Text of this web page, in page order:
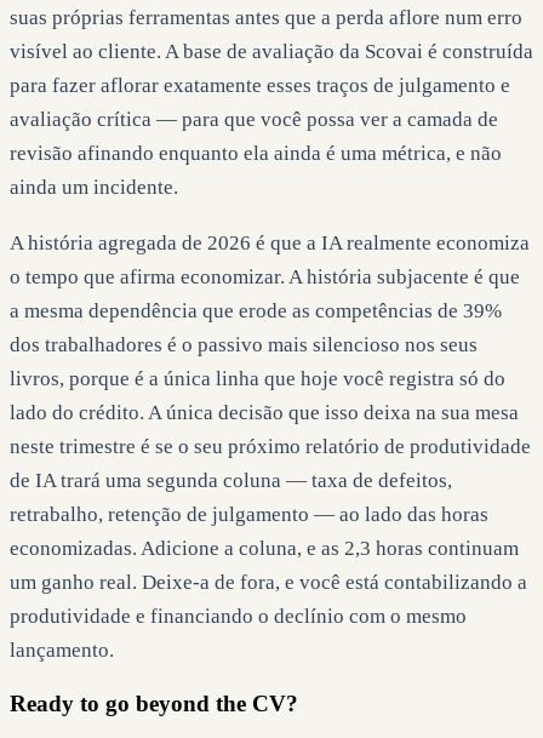
suas próprias ferramentas antes que a perda aflore num erro
visível ao cliente. A base de avaliação da Scovai é construída
para fazer aflorar exatamente esses traços de julgamento e
avaliação crítica — para que você possa ver a camada de
revisão afinando enquanto ela ainda é uma métrica, e não
ainda um incidente.
A história agregada de 2026 é que a IA realmente economiza
o tempo que afirma economizar. A história subjacente é que
a mesma dependência que erode as competências de 39%
dos trabalhadores é o passivo mais silencioso nos seus
livros, porque é a única linha que hoje você registra só do
lado do crédito. A única decisão que isso deixa na sua mesa
neste trimestre é se o seu próximo relatório de produtividade
de IA trará uma segunda coluna — taxa de defeitos,
retrabalho, retenção de julgamento — ao lado das horas
economizadas. Adicione a coluna, e as 2,3 horas continuam
um ganho real. Deixe-a de fora, e você está contabilizando a
produtividade e financiando o declínio com o mesmo
lançamento.
Ready to go beyond the CV?